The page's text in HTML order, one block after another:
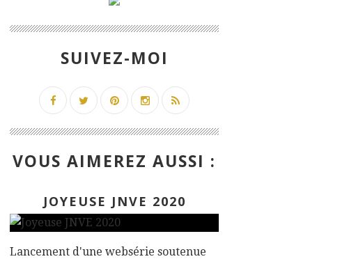
SUIVEZ-MOI
VOUS AIMEREZ AUSSI :
JOYEUSE JNVE 2020
Lancement d'une websérie soutenue